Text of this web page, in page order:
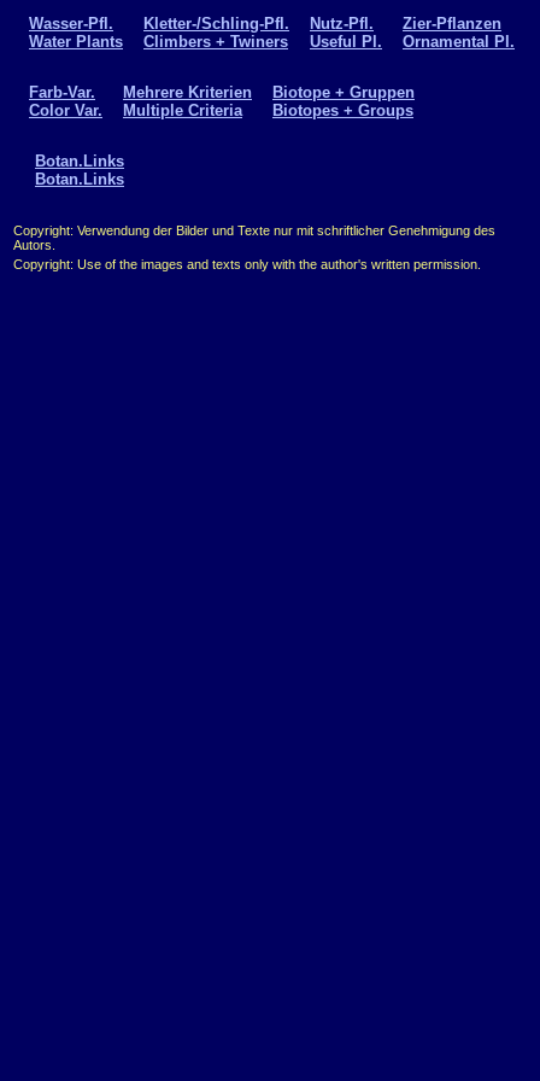
Wasser-Pfl.
Water Plants
Kletter-/Schling-Pfl.
Climbers + Twiners
Nutz-Pfl.
Useful Pl.
Zier-Pflanzen
Ornamental Pl.
Farb-Var.
Color Var.
Mehrere Kriterien
Multiple Criteria
Biotope + Gruppen
Biotopes + Groups
Botan.Links
Botan.Links
Copyright: Verwendung der Bilder und Texte nur mit schriftlicher Genehmigung des
Autors.
Copyright: Use of the images and texts only with the author's written permission.